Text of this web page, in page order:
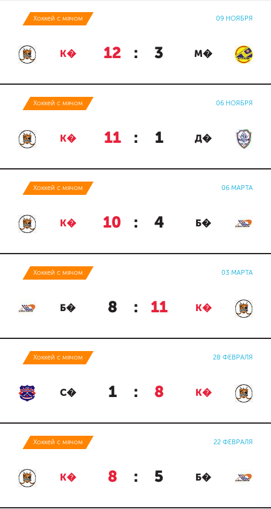
Хоккей с мячом 09 НОЯБРЯ
К� 12 : 3 М�
Хоккей с мячом 06 НОЯБРЯ
К� 11 : 1 Д�
Хоккей с мячом 06 МАРТА
К� 10 : 4 Б�
Хоккей с мячом 03 МАРТА
Б� 8 : 11 К�
Хоккей с мячом 28 ФЕВРАЛЯ
С� 1 : 8 К�
Хоккей с мячом 22 ФЕВРАЛЯ
К� 8 : 5 Б�